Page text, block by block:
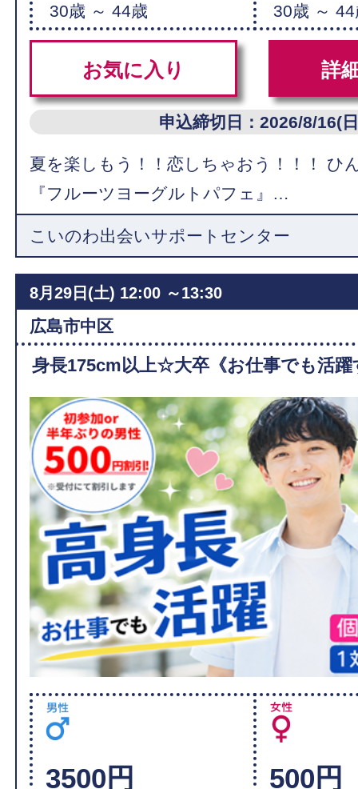
30歳 ～ 44歳 30歳 ～
お気に入り 詳
申込締切日：2026/8/16(
夏を楽しもう！！恋しちゃおう！！！ ひ
『フルーツヨーグルトパフェ』…
こいのわ出会いサポートセンター
8月29日(土) 12:00 ～13:30
広島市中区
身長175cm以上☆大卒《お仕事でも活
3500円 500円